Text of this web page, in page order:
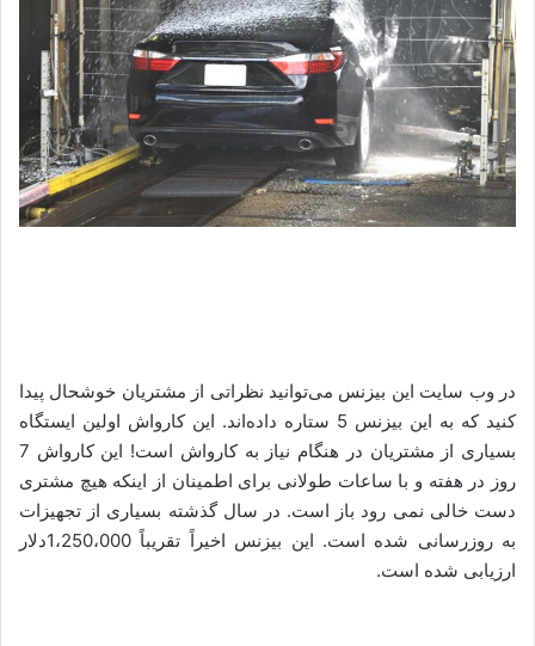
در وب سایت این بیزنس می‌توانید نظراتی از مشتریان خوشحال پیدا
کنید که به این بیزنس 5 ستاره داده‌اند. این کارواش اولین ایستگاه
بسیاری از مشتریان در هنگام نیاز به کارواش است! این کارواش 7
روز در هفته و با ساعات طولانی برای اطمینان از اینکه هیچ مشتری
دست خالی نمی رود باز است. در سال گذشته بسیاری از تجهیزات
به روزرسانی شده است. این بیزنس اخیراً تقریباً 1،250،000دلار
ارزیابی شده است.